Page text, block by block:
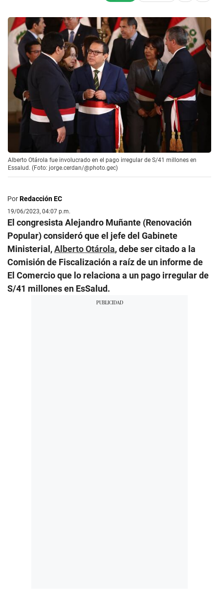
Alberto Otárola fue involucrado en el pago irregular de S/41 millones en
Essalud. (Foto: jorge.cerdan/@photo.gec)
PorRedacción EC
19/06/2023, 04:07 p.m.
El congresista Alejandro Muñante (Renovación
Popular) consideró que el jefe del Gabinete
Ministerial,Alberto Otárola, debe ser citado a la
Comisión de Fiscalización a raíz de un informe de
El Comercio que lo relaciona a un pago irregular de
S/41 millones en EsSalud.